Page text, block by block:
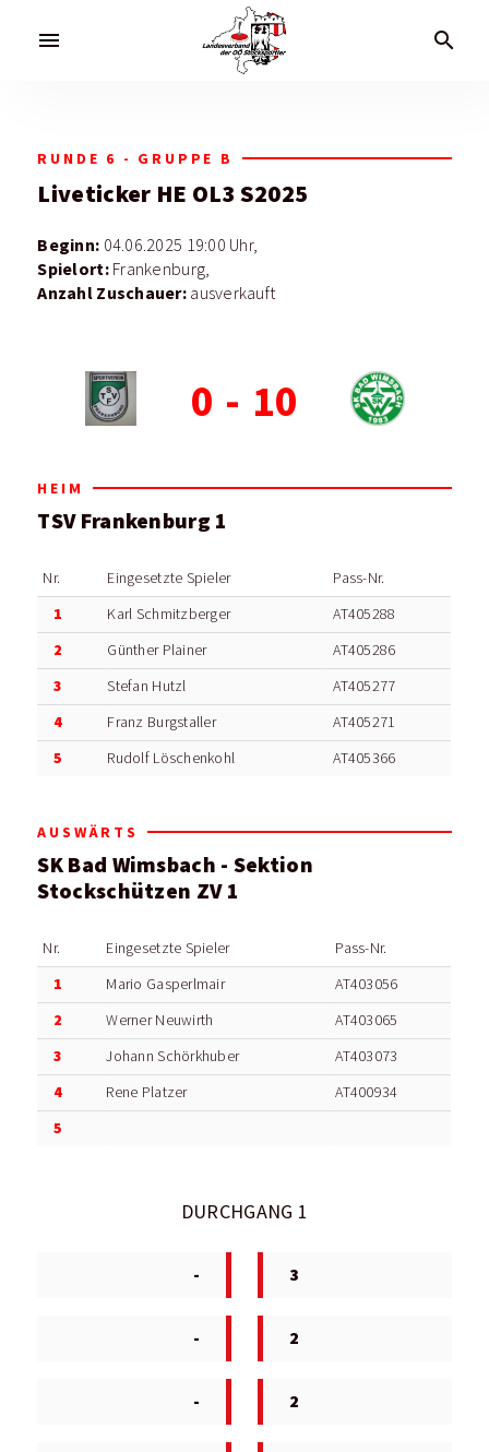
menu search
RUNDE 6 - GRUPPE B
Liveticker HE OL3 S2025
Beginn: 04.06.2025 19:00 Uhr,
Spielort: Frankenburg,
Anzahl Zuschauer: ausverkauft
0 - 10
HEIM
TSV Frankenburg 1
Nr. Eingesetzte Spieler Pass-Nr.
1 Karl Schmitzberger AT405288
2 Günther Plainer AT405286
3 Stefan Hutzl AT405277
4 Franz Burgstaller AT405271
5 Rudolf Löschenkohl AT405366
AUSWÄRTS
SK Bad Wimsbach - Sektion
Stockschützen ZV 1
Nr. Eingesetzte Spieler Pass-Nr.
1 Mario Gasperlmair AT403056
2 Werner Neuwirth AT403065
3 Johann Schörkhuber AT403073
4 Rene Platzer AT400934
5
DURCHGANG 1
- 3
- 2
- 2